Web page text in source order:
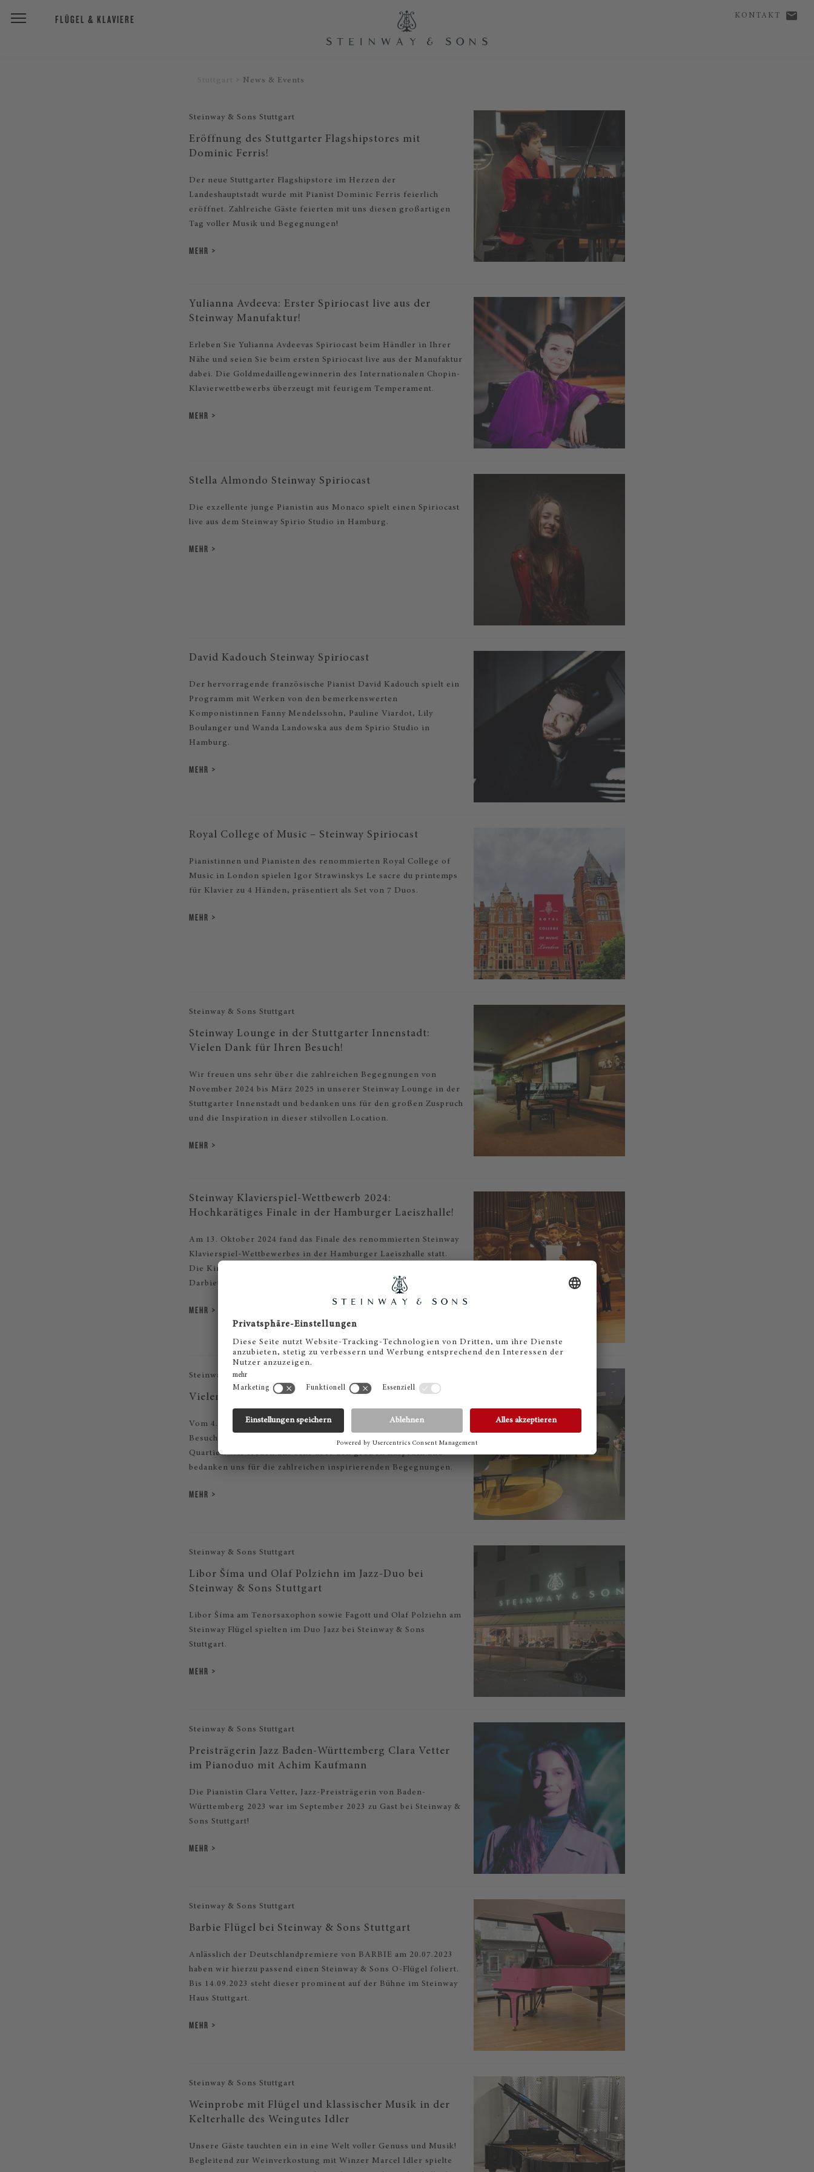
FLÜGEL & KLAVIERE KONTAKT
News & Events
Steinway & Sons Stuttgart
Eröffnung des Stuttgarter Flagshipstores mit
Dominic Ferris!
Der neue Stuttgarter Flagshipstore im Herzen der
Landeshauptstadt wurde mit Pianist Dominic Ferris feierlich
eröffnet. Zahlreiche Gäste feierten mit uns diesen großartigen
Tag voller Musik und Begegnungen!
MEHR
Yulianna Avdeeva: Erster Spiriocast live aus der
Steinway Manufaktur!
Erleben Sie Yulianna Avdeevas Spiriocast beim Händler in Ihrer
Nähe und seien Sie beim ersten Spiriocast live aus der Manufaktur
dabei. Die Goldmedaillengewinnerin des Internationalen Chopin-
Klavierwettbewerbs überzeugt mit feurigem Temperament.
MEHR
Stella Almondo Steinway Spiriocast
Die exzellente junge Pianistin aus Monaco spielt einen Spiriocast
live aus dem Steinway Spirio Studio in Hamburg.
MEHR
David Kadouch Steinway Spiriocast
Der hervorragende französische Pianist David Kadouch spielt ein
Programm mit Werken von den bemerkenswerten
Komponistinnen Fanny Mendelssohn, Pauline Viardot, Lily
Boulanger und Wanda Landowska aus dem Spirio Studio in
Hamburg.
MEHR
Royal College of Music – Steinway Spiriocast
Pianistinnen und Pianisten des renommierten Royal College of
Music in London spielen Igor Strawinskys Le sacre du printemps
für Klavier zu 4 Händen, präsentiert als Set von 7 Duos.
MEHR
Steinway & Sons Stuttgart
Steinway Lounge in der Stuttgarter Innenstadt:
Vielen Dank für Ihren Besuch!
Wir freuen uns sehr über die zahlreichen Begegnungen von
November 2024 bis März 2025 in unserer Steinway Lounge in der
Stuttgarter Innenstadt und bedanken uns für den großen Zuspruch
und die Inspiration in dieser stilvollen Location.
MEHR
Steinway Klavierspiel-Wettbewerb 2024:
Hochkarätiges Finale in der Hamburger Laeiszhalle!
Am 13. Oktober 2024 fand das Finale des renommierten Steinway
Klavierspiel-Wettbewerbes in der Hamburger Laeiszhalle statt.
Die Kinder und Jugendlichen begeisterten mit großartigen
Darbietungen.
MEHR
Steinway & Sons Stuttgart
Vielen Dank für Ihren Besuch im Dorotheen Quartier!
Vom 4.11.2023 bis 5.1.2024 empfingen wir zahlreiche
Besucherinnen und Besucher in unserem Store im Dorotheen
Quartier. Wir freuen uns sehr über den großen Zuspruch und
bedanken uns für die zahlreichen inspirierenden Begegnungen.
MEHR
Steinway & Sons Stuttgart
Libor Šíma und Olaf Polziehn im Jazz-Duo bei
Steinway & Sons Stuttgart
Libor Šíma am Tenorsaxophon sowie Fagott und Olaf Polziehn am
Steinway Flügel spielten im Duo Jazz bei Steinway & Sons
Stuttgart.
MEHR
Steinway & Sons Stuttgart
Preisträgerin Jazz Baden-Württemberg Clara Vetter
im Pianoduo mit Achim Kaufmann
Die Pianistin Clara Vetter, Jazz-Preisträgerin von Baden-
Württemberg 2023 war im September 2023 zu Gast bei Steinway &
Sons Stuttgart!
MEHR
Steinway & Sons Stuttgart
Barbie Flügel bei Steinway & Sons Stuttgart
Anlässlich der Deutschlandpremiere von BARBIE am 20.07.2023
haben wir hierzu passend einen Steinway & Sons O-Flügel foliert.
Bis 14.09.2023 steht dieser prominent auf der Bühne im Steinway
Haus Stuttgart.
MEHR
Steinway & Sons Stuttgart
Weinprobe mit Flügel und klassischer Musik in der
Kelterhalle des Weingutes Idler
Unsere Gäste tauchten ein in eine Welt voller Genuss und Musik!
Begleitend zur Weinverkostung mit Winzer Marcel Idler spielte